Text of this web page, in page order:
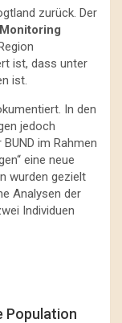
zurück. Der
Monitoring
ist, dass unter
ist.
In den
jedoch
im Rahmen
eine neue
wurden gezielt
Analysen der
Individuen
Population